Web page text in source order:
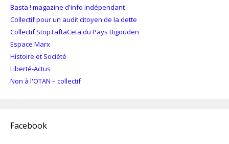
Basta ! magazine d'info indépendant
Collectif pour un audit citoyen de la dette
Collectif StopTaftaCeta du Pays Bigouden
Espace Marx
Histoire et Société
Liberté-Actus
Non à l'OTAN – collectif
Facebook